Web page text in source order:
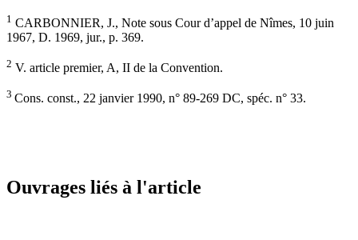
1 CARBONNIER, J., Note sous Cour d’appel de Nîmes, 10 juin
1967, D. 1969, jur., p. 369.
2 V. article premier, A, II de la Convention.
3 Cons. const., 22 janvier 1990, n° 89-269 DC, spéc. n° 33.
Ouvrages liés à l'article